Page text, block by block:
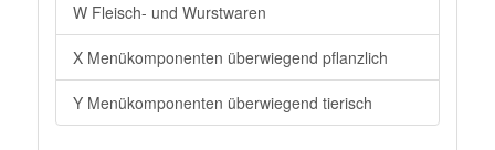
W Fleisch- und Wurstwaren
X Menükomponenten überwiegend pflanzlich
Y Menükomponenten überwiegend tierisch